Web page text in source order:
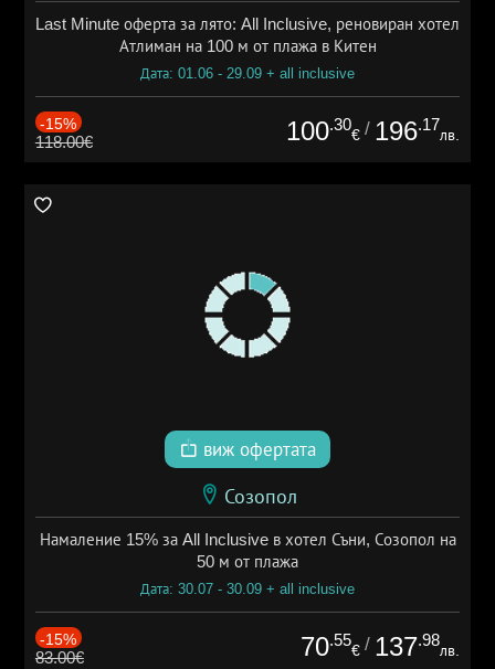
Last Minute оферта за лято: All Inclusive, реновиран хотел
Атлиман на 100 м от плажа в Китен
Дата: 01.06 - 29.09 + all inclusive
-15%
118.00€ 100.30
€ / 196.17
лв.
виж офертата
Созопол
Намаление 15% за All Inclusive в хотел Съни, Созопол на
50 м от плажа
Дата: 30.07 - 30.09 + all inclusive
-15%
83.00€ 70.55
€ / 137.98
лв.